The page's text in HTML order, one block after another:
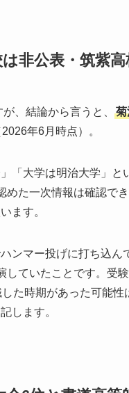
非公表・筑紫
、結論から言うと、
菊
2026年6月時点）。
「大学は明治大学」
た一次情報は確認で
ます。
ンマー投げに打ち込
ていたことです。受
た時期があった可能
します。